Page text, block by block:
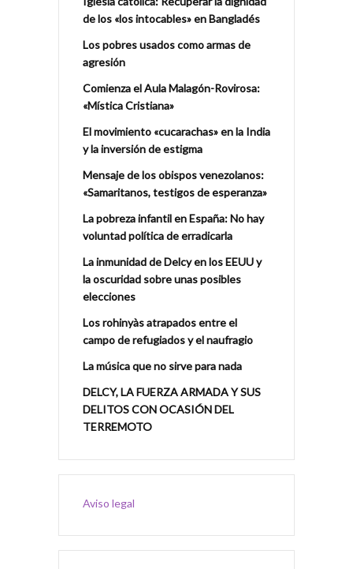
de los «los intocables» en Bangladés
Los pobres usados como armas de
agresión
Comienza el Aula Malagón-Rovirosa:
«Mística Cristiana»
El movimiento «cucarachas» en la India
y la inversión de estigma
Mensaje de los obispos venezolanos:
«Samaritanos, testigos de esperanza»
La pobreza infantil en España: No hay
voluntad política de erradicarla
La inmunidad de Delcy en los EEUU y
la oscuridad sobre unas posibles
elecciones
Los rohinyàs atrapados entre el
campo de refugiados y el naufragio
La música que no sirve para nada
DELCY, LA FUERZA ARMADA Y SUS
DELITOS CON OCASIÓN DEL
TERREMOTO
Aviso legal